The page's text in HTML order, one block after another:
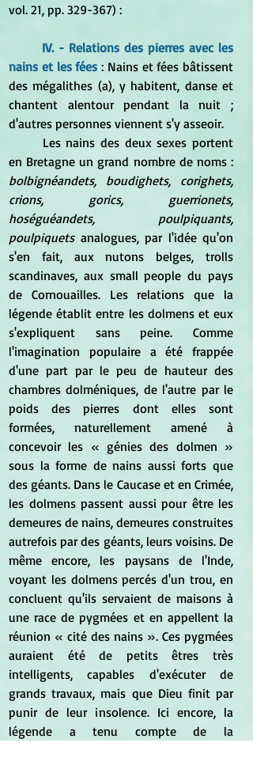
vol. 21, pp. 329-367) :
IV. - Relations des pierres avec les
nains et les fées : Nains et fées bâtissent
des mégalithes (a), y habitent, danse et
chantent alentour pendant la nuit ;
d'autres personnes viennent s'y asseoir.
bolbignéandets, boudighets, corighets,
crions, gorics,
guerrionets,
hoséguéandets, poulpiquants,
poulpiquets analogues, par l'idée qu'on
s'en fait, aux nutons belges, trolls
scandinaves, aux small people du pays
de Cornouailles. Les relations que la
légende établit entre les dolmens et eux
s'expliquent sans peine. Comme
l'imagination populaire a été frappée
d'une part par le peu de hauteur des
chambres dolméniques, de l'autre par le
poids des pierres dont elles sont
formées, naturellement amené à
concevoir les « génies des dolmen »
sous la forme de nains aussi forts que
des géants. Dans le Caucase et en Crimée,
les dolmens passent aussi pour être les
demeures de nains, demeures construites
autrefois par des géants, leurs voisins. De
même encore, les paysans de l'Inde,
voyant les dolmens percés d'un trou, en
concluent qu'ils servaient de maisons à
une race de pygmées et en appellent la
réunion « cité des nains ». Ces pygmées
auraient été de petits êtres très
intelligents, capables d'exécuter de
grands travaux, mais que Dieu finit par
punir de leur insolence. Ici encore, la
légende a tenu compte de la